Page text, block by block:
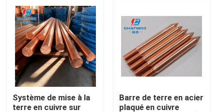
Aperçu
Système de mise à la
terre en cuivre sur
Barre de terre en acier
plaqué en cuivre